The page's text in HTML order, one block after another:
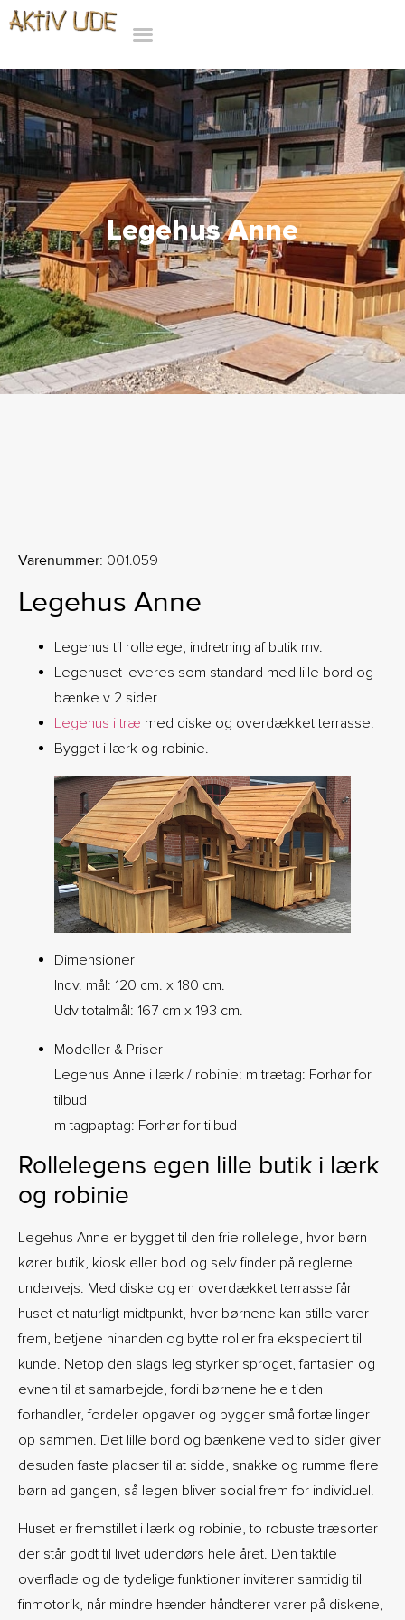
Legehus Anne
Varenummer: 001.059
Legehus Anne
Legehus til rollelege, indretning af butik mv.
Legehuset leveres som standard med lille bord og
bænke v 2 sider
Legehus i træ med diske og overdækket terrasse.
Bygget i lærk og robinie.
Dimensioner
Indv. mål: 120 cm. x 180 cm.
Udv totalmål: 167 cm x 193 cm.
Modeller & Priser
Legehus Anne i lærk / robinie: m trætag: Forhør for
tilbud
m tagpaptag: Forhør for tilbud
Rollelegens egen lille butik i lærk
og robinie
Legehus Anne er bygget til den frie rollelege, hvor børn
kører butik, kiosk eller bod og selv finder på reglerne
undervejs. Med diske og en overdækket terrasse får
huset et naturligt midtpunkt, hvor børnene kan stille varer
frem, betjene hinanden og bytte roller fra ekspedient til
kunde. Netop den slags leg styrker sproget, fantasien og
evnen til at samarbejde, fordi børnene hele tiden
forhandler, fordeler opgaver og bygger små fortællinger
op sammen. Det lille bord og bænkene ved to sider giver
desuden faste pladser til at sidde, snakke og rumme flere
børn ad gangen, så legen bliver social frem for individuel.
Huset er fremstillet i lærk og robinie, to robuste træsorter
der står godt til livet udendørs hele året. Den taktile
overflade og de tydelige funktioner inviterer samtidig til
finmotorik, når mindre hænder håndterer varer på diskene,